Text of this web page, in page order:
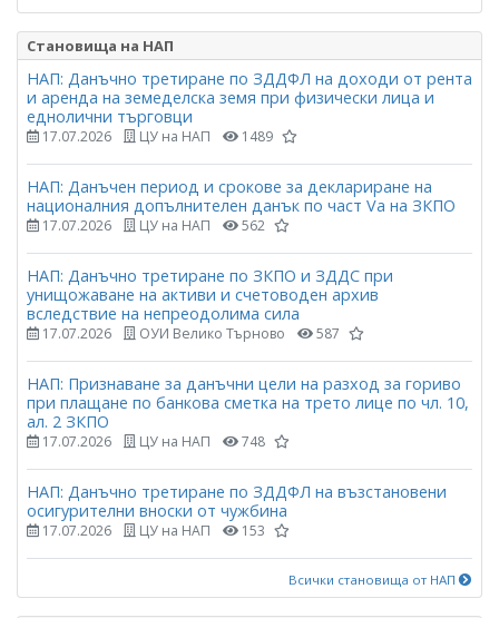
Становища на НАП
НАП: Данъчно третиране по ЗДДФЛ на доходи от рента
и аренда на земеделска земя при физически лица и
еднолични търговци
17.07.2026 ЦУ на НАП 1489
НАП: Данъчен период и срокове за деклариране на
националния допълнителен данък по част Vа на ЗКПО
17.07.2026 ЦУ на НАП 562
НАП: Данъчно третиране по ЗКПО и ЗДДС при
унищожаване на активи и счетоводен архив
вследствие на непреодолима сила
17.07.2026 ОУИ Велико Търново 587
НАП: Признаване за данъчни цели на разход за гориво
при плащане по банкова сметка на трето лице по чл. 10,
ал. 2 ЗКПО
17.07.2026 ЦУ на НАП 748
НАП: Данъчно третиране по ЗДДФЛ на възстановени
осигурителни вноски от чужбина
17.07.2026 ЦУ на НАП 153
Всички становища от НАП